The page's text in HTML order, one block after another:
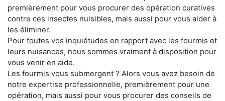
premièrement pour vous procurer des opération curatives
contre ces insectes nuisibles, mais aussi pour vous aider à
les éliminer.
Pour toutes vos inquiétudes en rapport avec les fourmis et
leurs nuisances, nous sommes vraiment à disposition pour
vous venir en aide.
Les fourmis vous submergent ? Alors vous avez besoin de
notre expertise professionnelle, premièrement pour une
opération, mais aussi pour vous procurer des conseils de